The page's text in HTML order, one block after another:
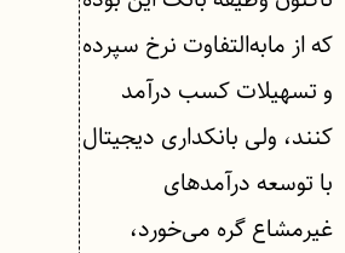
که از مابه‌التفاوت نرخ سپرده
و تسهیلات کسب درآمد
کنند، ولی بانکداری دیجیتال
با توسعه درآمدهای
غیرمشاع گره می‌خورد،